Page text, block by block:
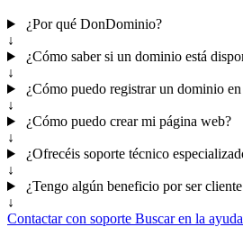
¿Por qué DonDominio?
↓
¿Cómo saber si un dominio está
↓
¿Cómo puedo registrar un dominio
↓
¿Cómo puedo crear mi página web?
↓
¿Ofrecéis soporte técnico
↓
¿Tengo algún beneficio por ser
↓
Contactar con soporte Buscar en la ayuda